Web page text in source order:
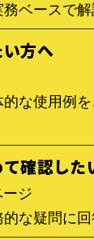
ベースで解
方へ
な使用例
確認した
ージ
な疑問に回